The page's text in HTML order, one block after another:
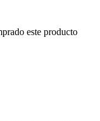
este producto